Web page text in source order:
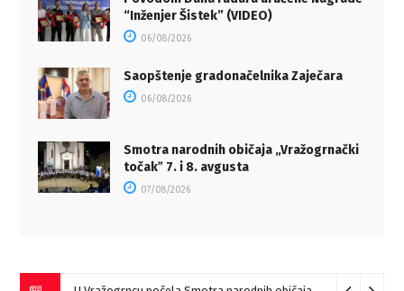
“Inženjer Šistek” (VIDEO)
06/08/2026
Saopštenje gradonačelnika Zaječara
06/08/2026
Smotra narodnih običaja „Vražogrnački
točakˮ 7. i 8. avgusta
07/08/2026